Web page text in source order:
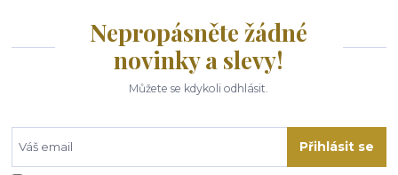
Nepropásněte žádné
novinky a slevy!
Můžete se kdykoli odhlásit.
Přihlásit se